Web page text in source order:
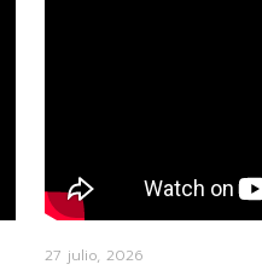
27 julio, 2026